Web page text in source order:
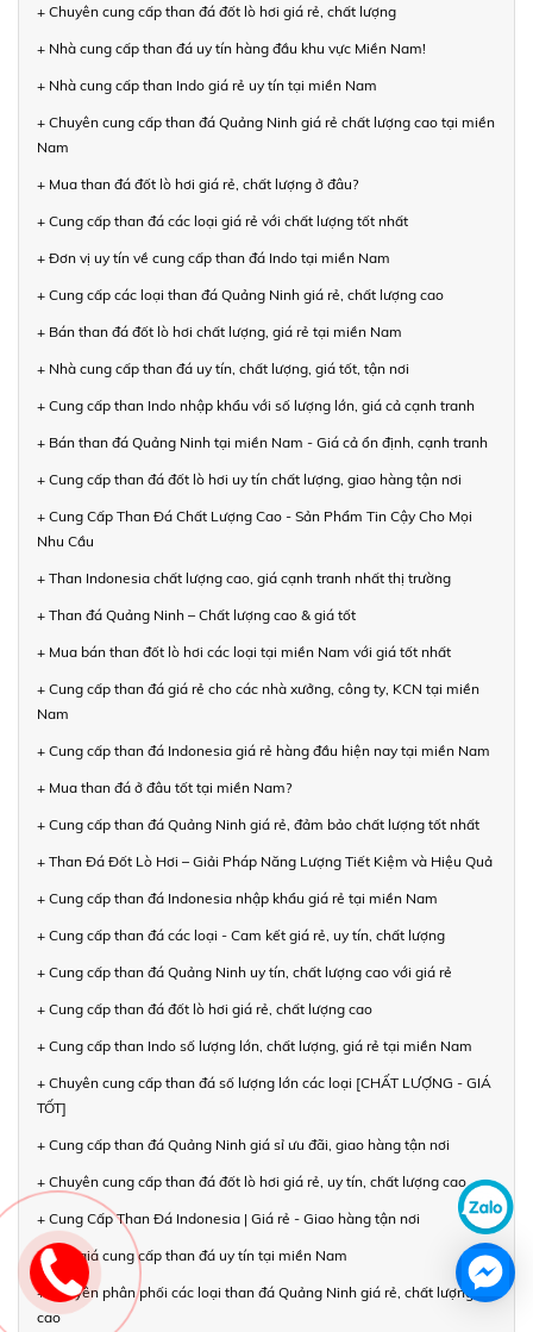
+ Chuyên cung cấp than đá đốt lò hơi giá rẻ, chất lượng
+ Nhà cung cấp than đá uy tín hàng đầu khu vực Miền Nam!
+ Nhà cung cấp than Indo giá rẻ uy tín tại miền Nam
+ Chuyên cung cấp than đá Quảng Ninh giá rẻ chất lượng cao tại miền
Nam
+ Mua than đá đốt lò hơi giá rẻ, chất lượng ở đâu?
+ Cung cấp than đá các loại giá rẻ với chất lượng tốt nhất
+ Đơn vị uy tín về cung cấp than đá Indo tại miền Nam
+ Cung cấp các loại than đá Quảng Ninh giá rẻ, chất lượng cao
+ Bán than đá đốt lò hơi chất lượng, giá rẻ tại miền Nam
+ Nhà cung cấp than đá uy tín, chất lượng, giá tốt, tận nơi
+ Cung cấp than Indo nhập khẩu với số lượng lớn, giá cả cạnh tranh
+ Bán than đá Quảng Ninh tại miền Nam - Giá cả ổn định, cạnh tranh
+ Cung cấp than đá đốt lò hơi uy tín chất lượng, giao hàng tận nơi
+ Cung Cấp Than Đá Chất Lượng Cao - Sản Phẩm Tin Cậy Cho Mọi
Nhu Cầu
+ Than Indonesia chất lượng cao, giá cạnh tranh nhất thị trường
+ Than đá Quảng Ninh – Chất lượng cao & giá tốt
+ Mua bán than đốt lò hơi các loại tại miền Nam với giá tốt nhất
+ Cung cấp than đá giá rẻ cho các nhà xưởng, công ty, KCN tại miền
Nam
+ Cung cấp than đá Indonesia giá rẻ hàng đầu hiện nay tại miền Nam
+ Mua than đá ở đâu tốt tại miền Nam?
+ Cung cấp than đá Quảng Ninh giá rẻ, đảm bảo chất lượng tốt nhất
+ Than Đá Đốt Lò Hơi – Giải Pháp Năng Lượng Tiết Kiệm và Hiệu Quả
+ Cung cấp than đá Indonesia nhập khẩu giá rẻ tại miền Nam
+ Cung cấp than đá các loại - Cam kết giá rẻ, uy tín, chất lượng
+ Cung cấp than đá Quảng Ninh uy tín, chất lượng cao với giá rẻ
+ Cung cấp than đá đốt lò hơi giá rẻ, chất lượng cao
+ Cung cấp than Indo số lượng lớn, chất lượng, giá rẻ tại miền Nam
+ Chuyên cung cấp than đá số lượng lớn các loại [CHẤT LƯỢNG - GIÁ
TỐT]
+ Cung cấp than đá Quảng Ninh giá sỉ ưu đãi, giao hàng tận nơi
+ Chuyên cung cấp than đá đốt lò hơi giá rẻ, uy tín, chất lượng cao
+ Cung Cấp Than Đá Indonesia | Giá rẻ - Giao hàng tận nơi
+ Báo giá cung cấp than đá uy tín tại miền Nam
+ Chuyên phân phối các loại than đá Quảng Ninh giá rẻ, chất lượng
cao